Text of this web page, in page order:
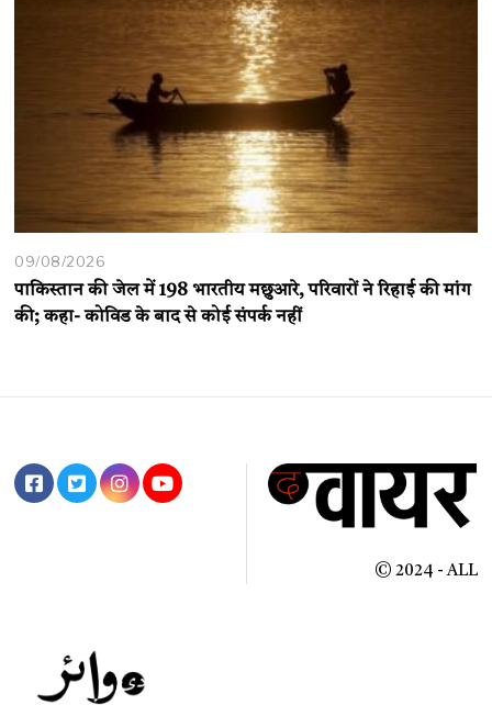
09/08/2026
पाकिस्तान की जेल में 198 भारतीय मछुआरे, परिवारों ने रिहाई की मांग
की; कहा- कोविड के बाद से कोई संपर्क नहीं
© 2024 - ALL